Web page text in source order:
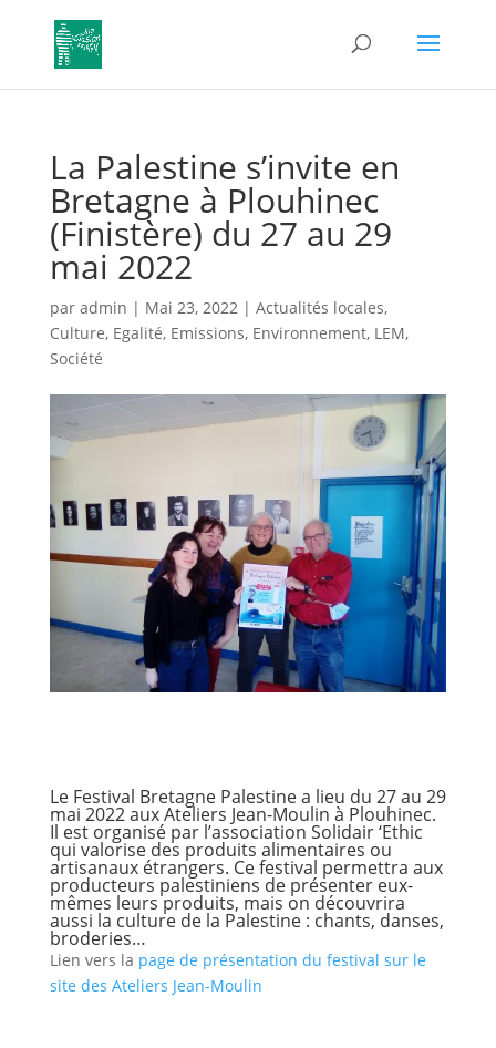
La Palestine s’invite en
Bretagne à Plouhinec
(Finistère) du 27 au 29
mai 2022
par admin | Mai 23, 2022| Actualités locales,
Culture, Egalité, Emissions, Environnement, LEM,
Société
Le Festival Bretagne Palestine a lieu du 27 au 29
mai 2022 aux Ateliers Jean-Moulin à Plouhinec.
Il est organisé par l’association Solidair ‘Ethic
qui valorise des produits alimentaires ou
artisanaux étrangers. Ce festival permettra aux
producteurs palestiniens de présenter eux-
mêmes leurs produits, mais on découvrira
aussi la culture de la Palestine : chants, danses,
broderies…
Lien vers la page de présentation du festival sur le
site des Ateliers Jean-Moulin